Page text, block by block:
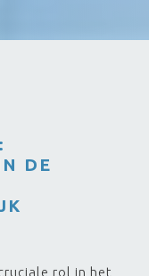
DE
rol in het